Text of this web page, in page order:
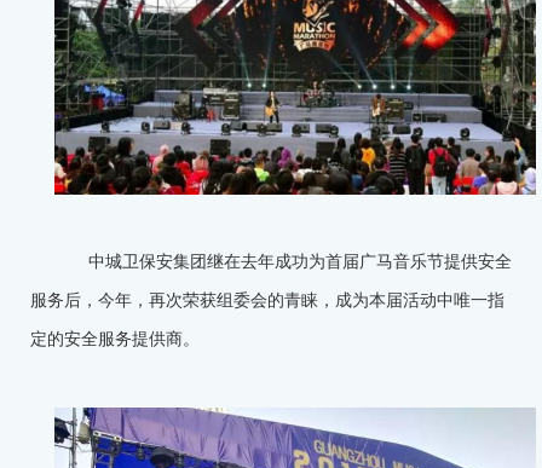
中城卫保安集团继在去年成功为首届广马音乐节提供安全
服务后，今年，再次荣获组委会的青睐，成为本届活动中唯一指
定的安全服务提供商。